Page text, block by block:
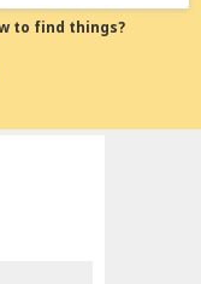
to find things?